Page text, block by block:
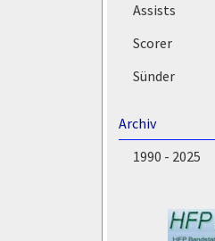
Assists
Scorer
Sünder
Archiv
1990 - 2025